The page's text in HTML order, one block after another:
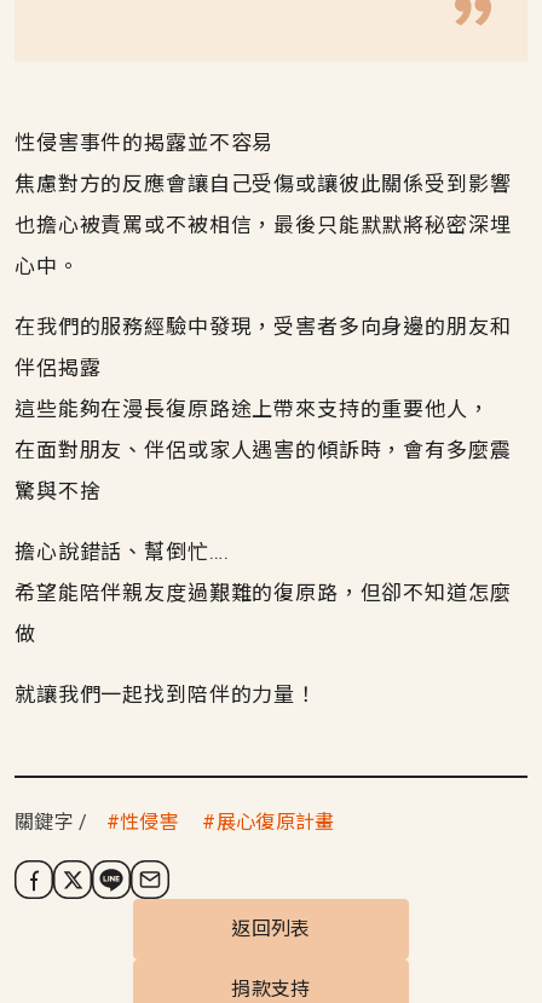
性侵害事件的揭露並不容易
焦慮對方的反應會讓自己受傷或讓彼此關係受到影響
也擔心被責罵或不被相信，最後只能默默將秘密深埋
心中。
在我們的服務經驗中發現，受害者多向身邊的朋友和
伴侶揭露
這些能夠在漫長復原路途上帶來支持的重要他人，
在面對朋友、伴侶或家人遇害的傾訴時，會有多麼震
驚與不捨
擔心說錯話、幫倒忙….
希望能陪伴親友度過艱難的復原路，但卻不知道怎麼
做
就讓我們一起找到陪伴的力量！
關鍵字 性侵害 展心復原計畫
返回列表
捐款支持